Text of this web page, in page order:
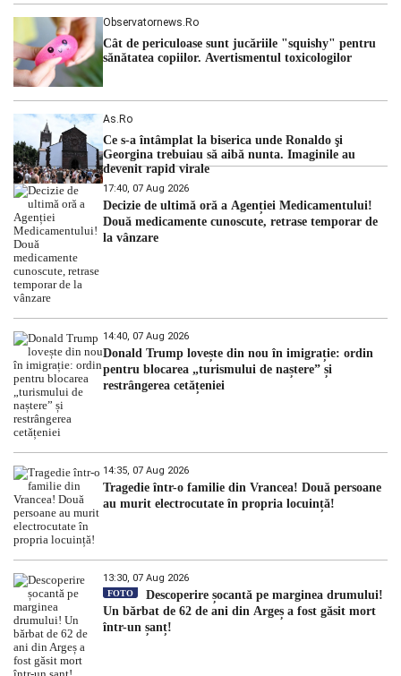
Observatornews.ro
Cât de periculoase sunt jucăriile "squishy" pentru
sănătatea copiilor. Avertismentul toxicologilor
As.ro
Ce s-a întâmplat la biserica unde Ronaldo şi
Georgina trebuiau să aibă nunta. Imaginile au
devenit rapid virale
17:40, 07 Aug 2026
Decizie de ultimă oră a Agenției Medicamentului!
Două medicamente cunoscute, retrase temporar de
la vânzare
14:40, 07 Aug 2026
Donald Trump lovește din nou în imigrație: ordin
pentru blocarea „turismului de naștere” și
restrângerea cetățeniei
14:35, 07 Aug 2026
Tragedie într-o familie din Vrancea! Două persoane
au murit electrocutate în propria locuință!
13:30, 07 Aug 2026
FOTO
Descoperire șocantă pe marginea drumului!
Un bărbat de 62 de ani din Argeș a fost găsit mort
într-un șanț!